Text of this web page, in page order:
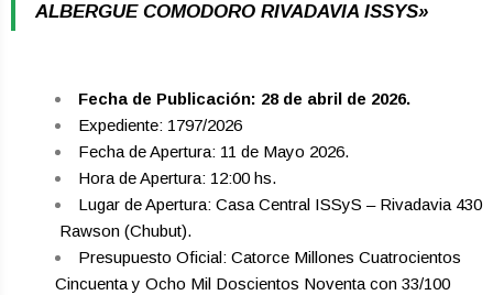
ALBERGUE COMODORO RIVADAVIA ISSYS»
Fecha de Publicación: 28 de abril de 2026.
Expediente: 1797/2026
Fecha de Apertura: 11 de Mayo 2026.
Hora de Apertura: 12:00 hs.
Lugar de Apertura: Casa Central ISSyS – Rivadavia 430
­ Rawson (Chubut).
Presupuesto Oficial: Catorce Millones Cuatrocientos
Cincuenta y Ocho Mil Doscientos Noventa con 33/100